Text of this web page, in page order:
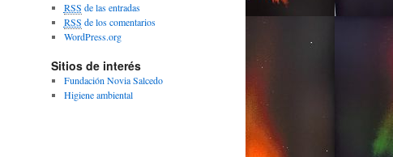
RSS de las entradas
RSS de los comentarios
WordPress.org
Sitios de interés
Fundación Novia Salcedo
Higiene ambiental